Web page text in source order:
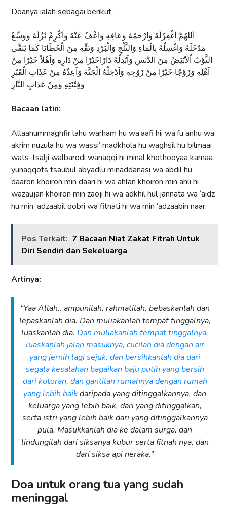
Doanya ialah sebagai berikut:
اَللهُمَّ اغْفِرْلَهُ وَارْحَمْهُ وَعَافِهِ وَاعْفُ عَنْهُ وَاَكْرِمْ نُزُلَهُ وَوَسِّعْ
مَدْخَلَهُ وَاغْسِلْهُ بِالْمَاءِ وَالثَّلْجِ وَالْبَرْدِ وَنَقِّهِ مِنَ الْخَطَايَا كَمَا يُنَقَّى
الثَّوْبُ اْلاَبْيَضُ مِنَ الدَّنَسِ وَاَبْدِلْهُ دَارًاخَيْرًا مِنْ دَارِهِ وَاَهْلاً خَيْرًا مِنْ
اَهْلِهِ وَزَوْجًا خَيْرًا مِنْ زَوْجِهِ وَاَدْخِلْهُ الْجَنَّةَ وَاَعِذْهُ مِنْ عَذَابِ الْقَبْرِ
وَفِتْنَتِهِ وَمِنْ عَذَابِ النَّارِ
Bacaan latin:
Allaahummaghfir lahu warham hu wa’aafi hii wa’fu anhu wa
akrim nuzula hu wa wassi’ madkhola hu waghsil hu bilmaai
wats-tsalji walbarodi wanaqqi hi minal khothooyaa kamaa
yunaqqots tsaubul abyadlu minaddanasi wa abdil hu
daaron khoiron min daari hi wa ahlan khoiron min ahli hi
wazaujan khoiron min zaoji hi wa adkhil hul jannata wa ‘aidz
hu min ‘adzaabil qobri wa fitnati hi wa min ‘adzaabin naar.
Pos Terkait: 7 Bacaan Niat Zakat Fitrah Untuk
Diri Sendiri dan Sekeluarga
Artinya:
“Yaa Allah.. ampunilah, rahmatilah, bebaskanlah dan
lepaskanlah dia. Dan muliakanlah tempat tinggalnya,
luaskanlah dia. Dan muliakanlah tempat tinggalnya,
luaskanlah jalan masuknya, cucilah dia dengan air
yang jernih lagi sejuk, dan bersihkanlah dia dari
segala kesalahan bagaikan baju putih yang bersih
dari kotoran, dan gantilan rumahnya dengan rumah
yang lebih baikdaripada yang ditinggalkannya, dan
keluarga yang lebih baik, dari yang ditinggalkan,
serta istri yang lebih baik dari yang ditinggalkannya
pula. Masukkanlah dia ke dalam surga, dan
lindungilah dari siksanya kubur serta fitnah nya, dan
dari siksa api neraka.”
Doa untuk orang tua yang sudah
meninggal